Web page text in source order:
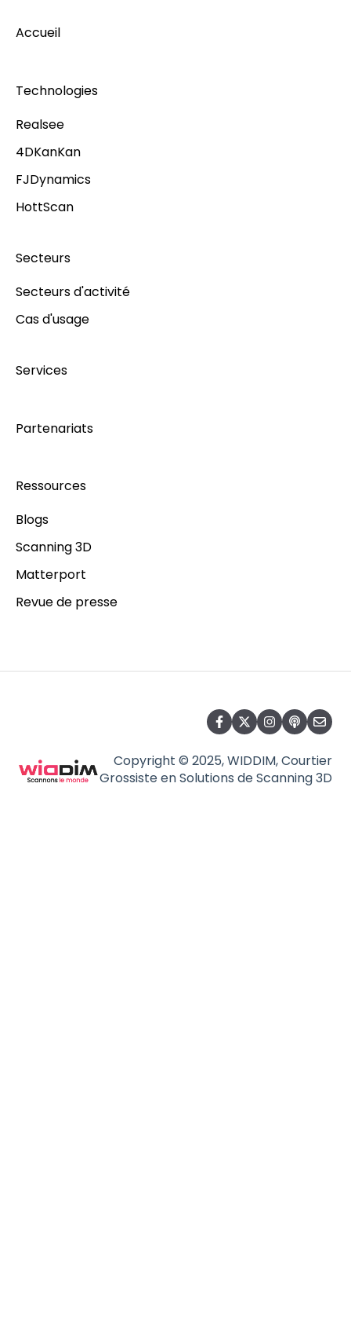
Accueil
Technologies
Realsee
4DKanKan
FJDynamics
HottScan
Secteurs
Secteurs d'activité
Cas d'usage
Services
Partenariats
Ressources
Blogs
Scanning 3D
Matterport
Revue de presse
Copyright © 2025, WIDDIM, Courtier
Grossiste en Solutions de Scanning 3D